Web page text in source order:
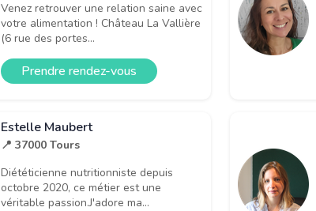
Venez retrouver une relation saine avec
votre alimentation ! Château La Vallière
(6 rue des portes...
Prendre rendez-vous
Estelle Maubert
📍 37000 Tours
Diététicienne nutritionniste depuis
octobre 2020, ce métier est une
véritable passion.J'adore ma...